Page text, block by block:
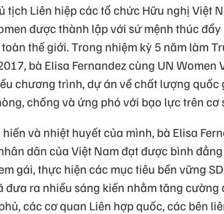
tịch Liên hiệp các tổ chức Hữu nghị Việt
được thành lập với sứ mệnh thúc
thế giới. Trong nhiệm kỳ 5 năm làm
bà Elisa Fernandez cùng UN Women
chương trình, dự án về chất lượng quốc
chống và ứng phó với bạo lực trên cơ
và nhiệt huyết của mình, bà Elisa
dân của Việt Nam đạt được bình
gái, thực hiện các mục tiêu bền vững
đưa ra nhiều sáng kiến nhằm tăng cường
các cơ quan Liên hợp quốc, các bên